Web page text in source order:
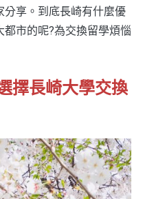
享。到底長崎有什麼優
市的呢?為交換留學煩惱
擇長崎大學交換